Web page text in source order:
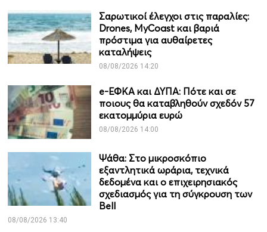
Σαρωτικοί έλεγχοι στις παραλίες:
Drones, MyCoast και βαριά
πρόστιμα για αυθαίρετες
καταλήψεις
08/08/2026 14:20
e-ΕΦΚΑ και ΔΥΠΑ: Πότε και σε
ποιους θα καταβληθούν σχεδόν 57
εκατομμύρια ευρώ
08/08/2026 14:00
Ψάθα: Στο μικροσκόπιο
εξαντλητικά ωράρια, τεχνικά
δεδομένα και ο επιχειρησιακός
σχεδιασμός για τη σύγκρουση των
Bell
08/08/2026 13:40